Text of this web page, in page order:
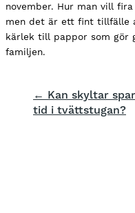
november. Hur man vill
men det är ett fint tillfälle
kärlek till pappor som gör
familjen.
← Kan skyltar
tid i tvättstugan?